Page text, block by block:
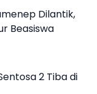
Dilantik,
Beasiswa
2 Tiba di